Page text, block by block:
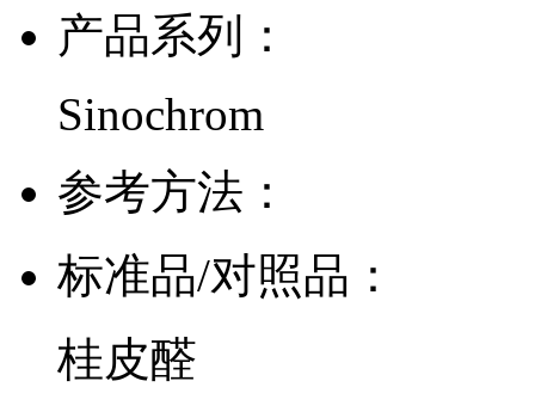
产品系列：
Sinochrom
参考方法：
标准品/对照品：
桂皮醛